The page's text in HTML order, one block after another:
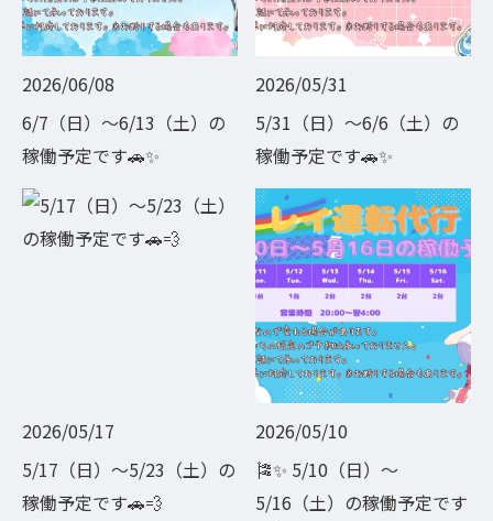
2026/06/08
6/7（日）〜6/13（土）の
稼働予定です🚗✨
2026/05/31
5/31（日）〜6/6（土）の
稼働予定です🚗✨
2026/05/17
5/17（日）〜5/23（土）の
稼働予定です🚗💨
2026/05/10
🎏✨ 5/10（日）〜
5/16（土）の稼働予定です